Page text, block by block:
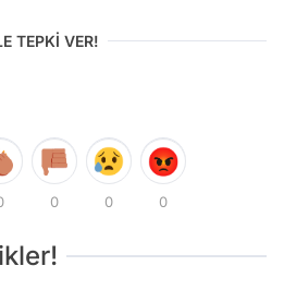
TEPKİ VER!
0 0 0